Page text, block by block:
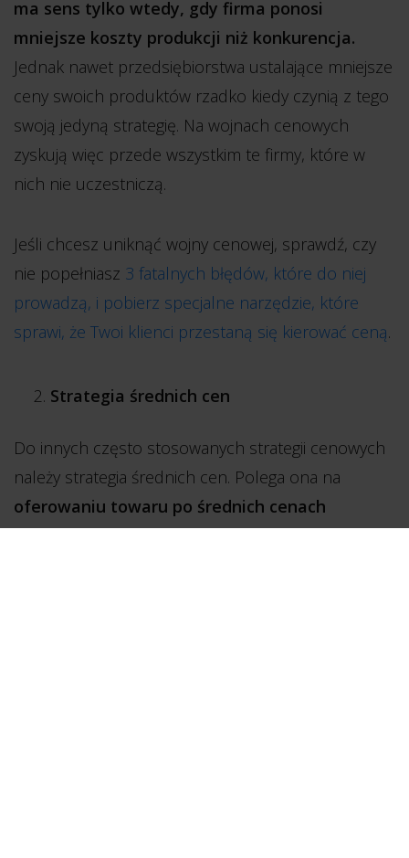
ma sens tylko wtedy, gdy firma ponosi
mniejsze koszty produkcji niż konkurencja.
Jednak nawet przedsiębiorstwa ustalające mniejsze
ceny swoich produktów rzadko kiedy czynią z tego
swoją jedyną strategię. Na wojnach cenowych
zyskują więc przede wszystkim te firmy, które w
nich nie uczestniczą.
Jeśli chcesz uniknąć wojny cenowej, sprawdź, czy
nie popełniasz 3 fatalnych błędów, które do niej
prowadzą, i pobierz specjalne narzędzie, które
sprawi, że Twoi klienci przestaną się kierować ceną.
Strategia średnich cen
Do innych często stosowanych strategii cenowych
należy strategia średnich cen. Polega ona na
oferowaniu towaru po średnich cenach
rynkowych i zbudowaniu swojej przewagi